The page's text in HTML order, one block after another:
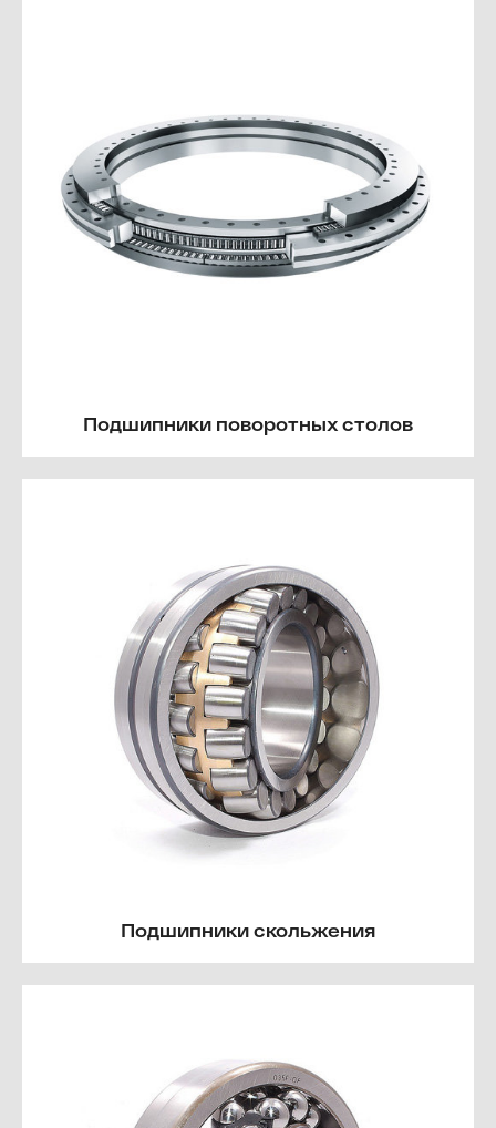
Подшипники поворотных столов
Подшипники скольжения